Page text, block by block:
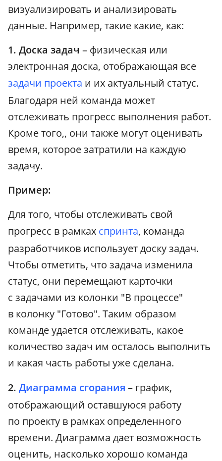
визуализировать и анализировать
данные. Например, такие какие, как:
1. Доска задач – физическая или
электронная доска, отображающая все
задачи проекта и их актуальный статус.
Благодаря ней команда может
отслеживать прогресс выполнения работ.
Кроме того,, они также могут оценивать
время, которое затратили на каждую
задачу.
Пример:
Для того, чтобы отслеживать свой
прогресс в рамках спринта, команда
разработчиков использует доску задач.
Чтобы отметить, что задача изменила
статус, они перемещают карточки
с задачами из колонки "В процессе"
в колонку "Готово". Таким образом
команде удается отслеживать, какое
количество задач им осталось выполнить
и какая часть работы уже сделана.
2. Диаграмма сгорания – график,
отображающий оставшуюся работу
по проекту в рамках определенного
времени. Диаграмма дает возможность
оценить, насколько хорошо команда